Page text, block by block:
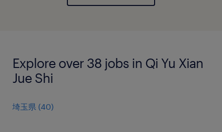
Explore over 38 jobs in Qi Yu Xian
Jue Shi
埼玉県 (40)